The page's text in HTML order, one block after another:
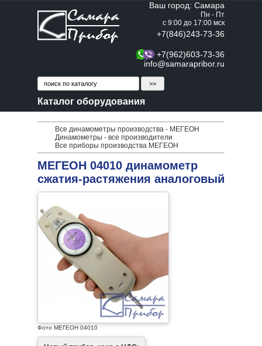
Ваш город: Самара
Пн - Пт
с 9:00 до 17:00 мск
+7(846)243-73-36
+7(962)603-73-36
info@samarapribor.ru
Каталог оборудования
Все динамометры производства - МЕГЕОН
Динамометры - все производители
Все приборы производства МЕГЕОН
МЕГЕОН 04010 динамометр
сжатия-растяжения аналоговый
Фото МЕГЕОН 04010